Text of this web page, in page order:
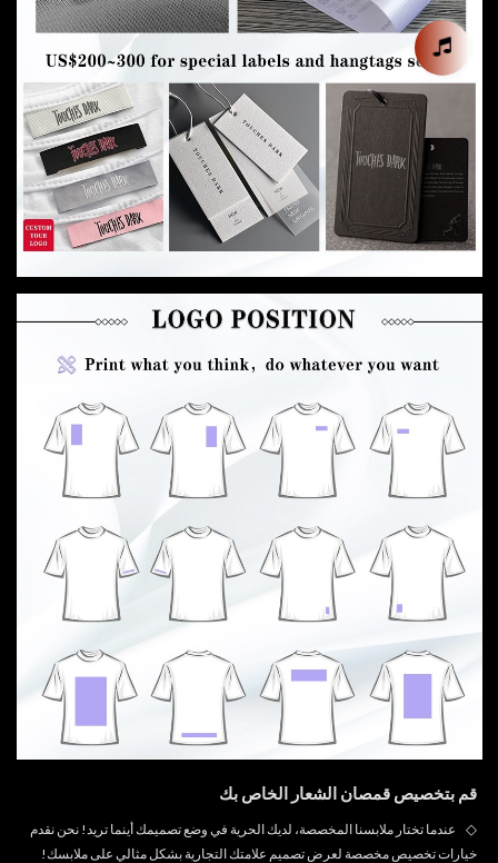
قم بتخصيص قمصان الشعار الخاص بك
◇
عندما تختار ملابسنا المخصصة، لديك الحرية في وضع تصميمك أينما تريد! نحن نقدم
خيارات تخصيص مخصصة لعرض تصميم علامتك التجارية بشكل مثالي على ملابسك!